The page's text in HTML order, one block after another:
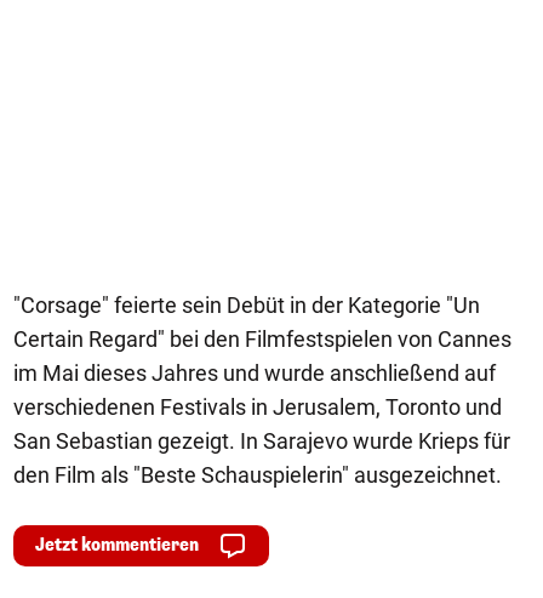
"Corsage" feierte sein Debüt in der Kategorie "Un
Certain Regard" bei den Filmfestspielen von Cannes
im Mai dieses Jahres und wurde anschließend auf
verschiedenen Festivals in Jerusalem, Toronto und
San Sebastian gezeigt. In Sarajevo wurde Krieps für
den Film als "Beste Schauspielerin" ausgezeichnet.
Jetzt kommentieren